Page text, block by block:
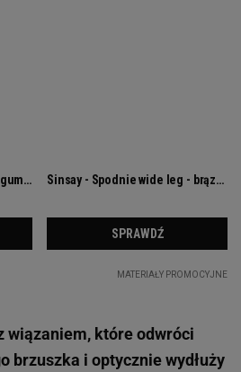
wiązaniem, które odwróci
brzuszka i optycznie wydłuży